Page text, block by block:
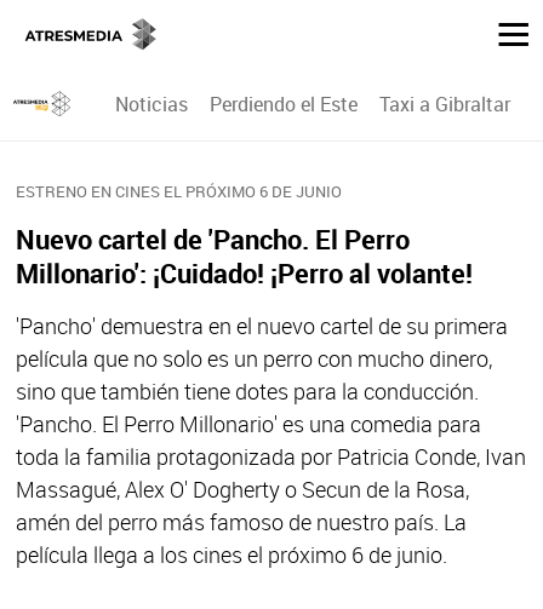
Noticias Perdiendo el Este Taxi a Gibraltar
ESTRENO EN CINES EL PRÓXIMO 6 DE JUNIO
Nuevo cartel de 'Pancho. El Perro
Millonario': ¡Cuidado! ¡Perro al volante!
'Pancho' demuestra en el nuevo cartel de su primera
película que no solo es un perro con mucho dinero,
sino que también tiene dotes para la conducción.
'Pancho. El Perro Millonario' es una comedia para
toda la familia protagonizada por Patricia Conde, Ivan
Massagué, Alex O' Dogherty o Secun de la Rosa,
amén del perro más famoso de nuestro país. La
película llega a los cines el próximo 6 de junio.